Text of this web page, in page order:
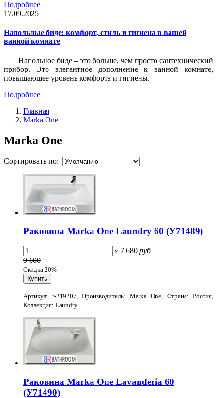
Подробнее
17.09.2025
Напольные биде: комфорт, стиль и гигиена в вашей
ванной комнате
Напольное биде – это больше, чем просто сантехнический
прибор. Это элегантное дополнение к ванной комнате,
повышающее уровень комфорта и гигиены.
Подробнее
Главная
Marka One
Marka One
Сортировать по:
Раковина Marka One Laundry 60 (У71489)
x 7 680 руб
9 600
Скидка 20%
Артикул: r-219207, Производитель: Marka One, Страна: Россия,
Коллекция: Laundry
Раковина Marka One Lavanderia 60
(У71490)